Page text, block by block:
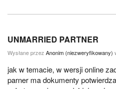
UNMARRIED PARTNER
Wysłane przez Anonim (niezweryfikowany)
jak w temacie, w wersji online
parner ma dokumenty